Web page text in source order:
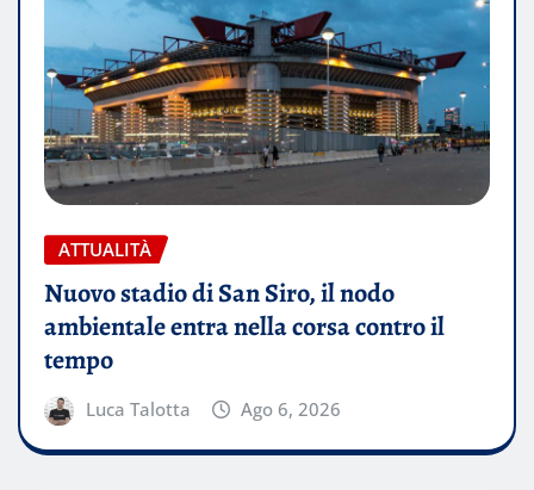
ATTUALITÀ
Nuovo stadio di San Siro, il nodo
ambientale entra nella corsa contro il
tempo
Luca Talotta Ago 6, 2026